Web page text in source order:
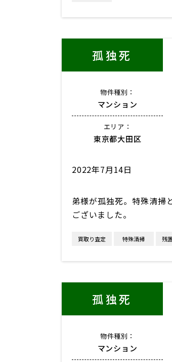
孤独死
物件種別：
マンション
エリア：
東京都大田区
2022年7月14日
弟様が孤独死。特殊清掃
ございました。
買取り査定 特殊清掃 残
孤独死
物件種別：
マンション